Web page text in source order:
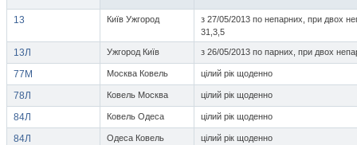
13 Київ Ужгород
з 27/05/2013 по непарних, при двох
31,3,5
13Л Ужгород Київ з 26/05/2013 по парних, при двох
77М Москва Ковель цілий рік щоденно
78Л Ковель Москва цілий рік щоденно
84Л Ковель Одеса цілий рік щоденно
84Л Одеса Ковель цілий рік щоденно